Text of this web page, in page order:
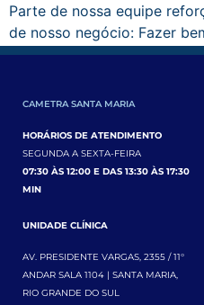
Parte de nossa equipe
de nosso negócio: Fazer
excelência no atendimento.
CAMETRA SANTA MARIA
HORÁRIOS DE ATENDIMENTO
SEGUNDA A SEXTA-FEIRA
07:30 ÀS 12:00 E DAS 13:30 ÀS 17:30
MIN
UNIDADE CLÍNICA
AV. PRESIDENTE VARGAS, 2355 / 11°
ANDAR SALA 1104 | SANTA MARIA,
RIO GRANDE DO SUL